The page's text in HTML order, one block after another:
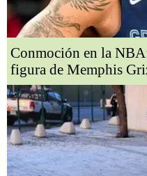
Conmoción en la
figura de Memphis